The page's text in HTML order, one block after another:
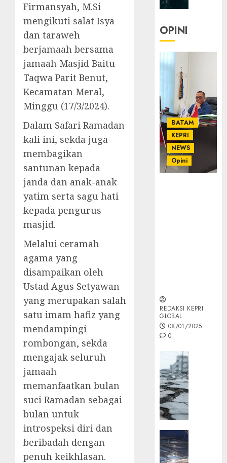
Firmansyah, M.Si
mengikuti salat Isya
dan taraweh
berjamaah bersama
jamaah Masjid Baitu
Taqwa Parit Benut,
Kecamatan Meral,
Minggu (17/3/2024).
Dalam Safari Ramadan
kali ini, sekda juga
membagikan
santunan kepada
janda dan anak-anak
yatim serta sagu hati
kepada pengurus
masjid.
Melalui ceramah
agama yang
disampaikan oleh
Ustad Agus Setyawan
yang merupakan salah
satu imam hafiz yang
mendampingi
rombongan, sekda
mengajak seluruh
jamaah
memanfaatkan bulan
suci Ramadan sebagai
bulan untuk
introspeksi diri dan
beribadah dengan
penuh keikhlasan.
OPINI
BATAM
KEPRI
NEWS
Opini
REDAKSI KEPRI
GLOBAL
08/01/2025
0